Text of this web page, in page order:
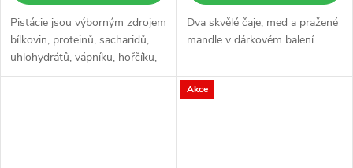
Pistácie jsou výborným zdrojem
bílkovin, proteinů, sacharidů,
uhlohydrátů, vápníku, hořčíku,
draslíku, fosforu a železa.
Dva skvělé čaje, med a pražené
mandle v dárkovém balení
Akce